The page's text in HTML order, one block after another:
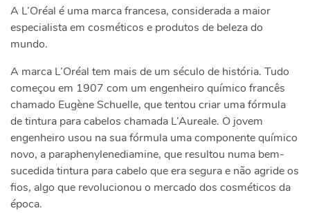
A L’Oréal é uma marca francesa, considerada a maior
especialista em cosméticos e produtos de beleza do
mundo.
A marca L’Oréal tem mais de um século de história. Tudo
começou em 1907 com um engenheiro químico francês
chamado Eugène Schuelle, que tentou criar uma fórmula
de tintura para cabelos chamada L’Aureale. O jovem
engenheiro usou na sua fórmula uma componente químico
novo, a paraphenylenediamine, que resultou numa bem-
sucedida tintura para cabelo que era segura e não agride os
fios, algo que revolucionou o mercado dos cosméticos da
época.